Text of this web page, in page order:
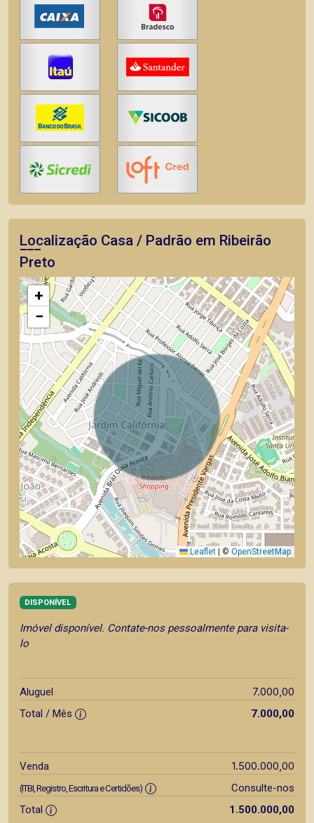
Localização Casa / Padrão em Ribeirão
Preto
+
−
Leaflet | © OpenStreetMap
DISPONÍVEL
Imóvel disponível. Contate-nos pessoalmente para visita-
lo
Aluguel 7.000,00
Total / Mês 7.000,00
Venda 1.500.000,00
(ITBI, Registro, Escritura e Certidões)
Consulte-nos
Total
1.500.000,00